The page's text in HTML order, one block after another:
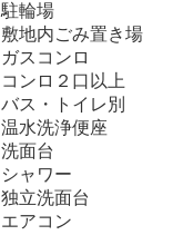
駐輪場
敷地内ごみ置き場
ガスコンロ
コンロ２口以上
バス・トイレ別
温水洗浄便座
洗面台
シャワー
独立洗面台
エアコン